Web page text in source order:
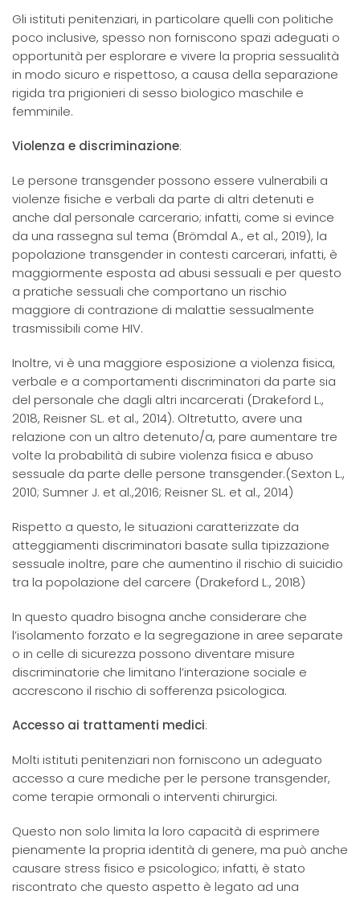
Gli istituti penitenziari, in particolare quelli con politiche
poco inclusive, spesso non forniscono spazi adeguati o
opportunità per esplorare e vivere la propria sessualità
in modo sicuro e rispettoso, a causa della separazione
rigida tra prigionieri di sesso biologico maschile e
femminile.
Violenza e discriminazione:
Le persone transgender possono essere vulnerabili a
violenze fisiche e verbali da parte di altri detenuti e
anche dal personale carcerario; infatti, come si evince
da una rassegna sul tema (Brömdal A., et al., 2019), la
popolazione transgender in contesti carcerari, infatti, è
maggiormente esposta ad abusi sessuali e per questo
a pratiche sessuali che comportano un rischio
maggiore di contrazione di malattie sessualmente
trasmissibili come HIV.
Inoltre, vi è una maggiore esposizione a violenza fisica,
verbale e a comportamenti discriminatori da parte sia
del personale che dagli altri incarcerati (Drakeford L.,
2018, Reisner SL. et al., 2014). Oltretutto, avere una
relazione con un altro detenuto/a, pare aumentare tre
volte la probabilità di subire violenza fisica e abuso
sessuale da parte delle persone transgender.(Sexton L.,
2010; Sumner J. et al.,2016; Reisner SL. et al., 2014)
Rispetto a questo, le situazioni caratterizzate da
atteggiamenti discriminatori basate sulla tipizzazione
sessuale inoltre, pare che aumentino il rischio di suicidio
tra la popolazione del carcere (Drakeford L., 2018)
In questo quadro bisogna anche considerare che
l’isolamento forzato e la segregazione in aree separate
o in celle di sicurezza possono diventare misure
discriminatorie che limitano l’interazione sociale e
accrescono il rischio di sofferenza psicologica.
Accesso ai trattamenti medici:
Molti istituti penitenziari non forniscono un adeguato
accesso a cure mediche per le persone transgender,
come terapie ormonali o interventi chirurgici.
Questo non solo limita la loro capacità di esprimere
pienamente la propria identità di genere, ma può anche
causare stress fisico e psicologico; infatti, è stato
riscontrato che questo aspetto è legato ad una